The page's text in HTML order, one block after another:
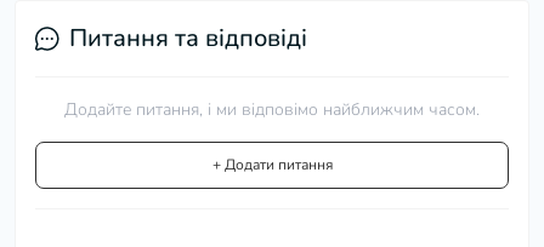
Питання та відповіді
Додайте питання, і ми відповімо найближчим часом.
+ Додати питання